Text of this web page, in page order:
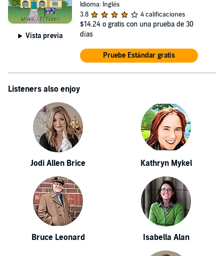
Vista previa
Idioma: Inglés
3.8
4 calificaciones
$14.24 o gratis con una prueba de 30
días
Pruebe Estándar gratis
Listeners also enjoy
Jodi Allen Brice Kathryn Mykel
Bruce Leonard Isabella Alan